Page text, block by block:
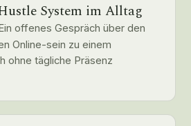
System im Alltag
offenes Gespräch über den
Online-sein zu einem
ohne tägliche Präsenz